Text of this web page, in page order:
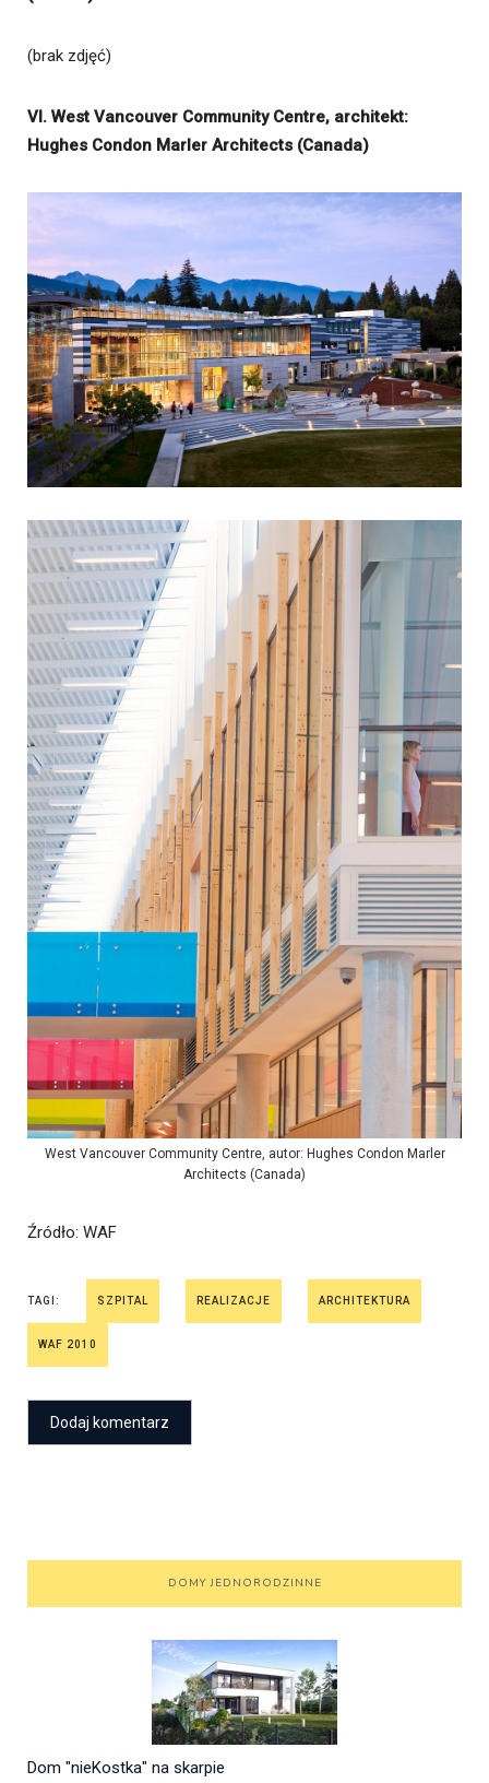
(brak zdjęć)
VI. West Vancouver Community Centre, architekt:
Hughes Condon Marler Architects (Canada)
West Vancouver Community Centre, autor: Hughes Condon Marler
Architects (Canada)
Źródło: WAF
TAGI: SZPITAL REALIZACJE ARCHITEKTURA
WAF 2010
DOMY JEDNORODZINNE
Dom "nieKostka" na skarpie